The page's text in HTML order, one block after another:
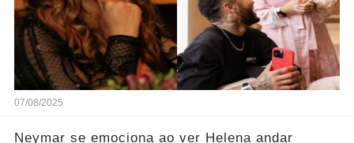
07/08/2025
Neymar se emociona ao ver Helena andar